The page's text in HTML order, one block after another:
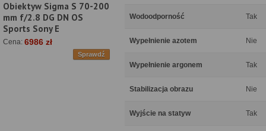
Obiektyw Sigma S 70-200
mm f/2.8 DG DN OS
Sports Sony E
Cena: 6986 zł
Sprawdź
Wodoodporność Tak
Wypełnienie azotem Nie
Wypełnienie argonem Tak
Stabilizacja obrazu Nie
Wyjście na statyw Tak